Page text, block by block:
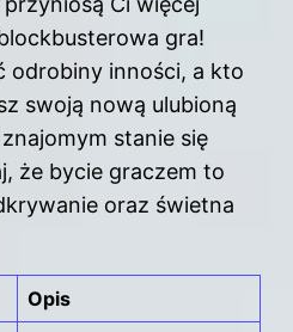
gra!
odrobiny inności, a kto
swoją nową ulubioną
stanie się
że bycie graczem to
oraz świetna
Opis